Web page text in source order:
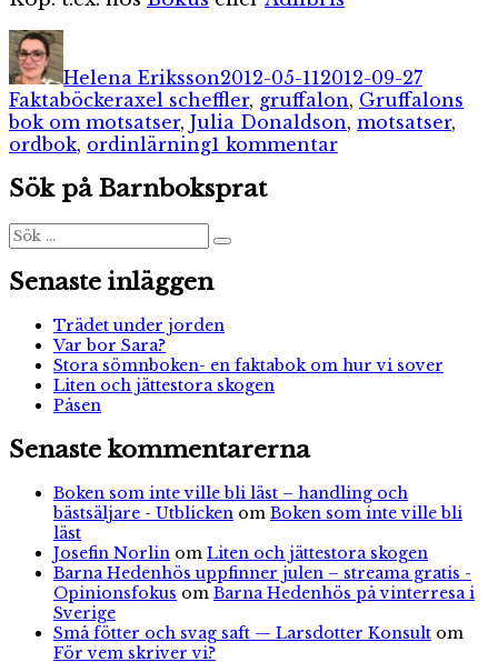
Författare
Helena Eriksson2012-05-11 2012-09-27
FaktaböckerEtiketter
axel scheffler, gruffalon, Gruffalons
bok om motsatser, Julia Donaldson, motsatser,
ordbok, ordinlärning1 kommentartill
Sök på Barnboksprat
Sök
efter:
Sök
Senaste inläggen
Trädet under jorden
Var bor Sara?
Stora sömnboken- en faktabok om hur vi sover
Liten och jättestora skogen
Påsen
Senaste kommentarerna
Boken som inte ville bli läst – handling och
bästsäljare - Utblicken om Boken som inte ville bli
läst
Josefin Norlin om Liten och jättestora skogen
Barna Hedenhös uppfinner julen – streama gratis -
Opinionsfokus om Barna Hedenhös på vinterresa i
Sverige
Små fötter och svag saft — Larsdotter Konsult om
För vem skriver vi?